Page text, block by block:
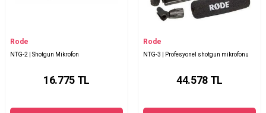
Rode
NTG-2 | Shotgun Mikrofon
16.775TL
Rode
NTG-3 | Profesyonel shotgun mikrofonu
44.578TL